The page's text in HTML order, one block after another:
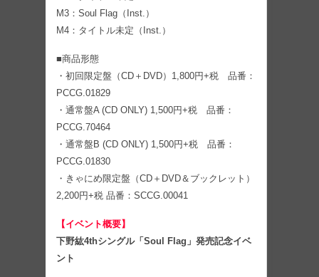
M3：Soul Flag（Inst.）
M4：タイトル未定（Inst.）
■商品形態
・初回限定盤（CD＋DVD）1,800円+税 品番：
PCCG.01829
・通常盤A (CD ONLY) 1,500円+税 品番：
PCCG.70464
・通常盤B (CD ONLY) 1,500円+税 品番：
PCCG.01830
・きゃにめ限定盤（CD＋DVD＆ブックレット）
2,200円+税 品番：SCCG.00041
【イベント概要】
下野紘4thシングル「Soul Flag」発売記念イベ
ント